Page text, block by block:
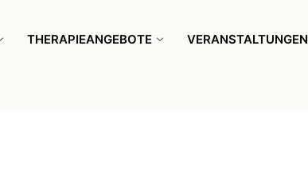
THERAPIEANGEBOTE VERANSTALTUNGEN